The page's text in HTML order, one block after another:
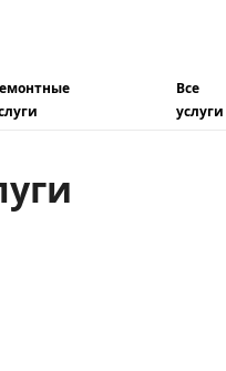
Все
услуги